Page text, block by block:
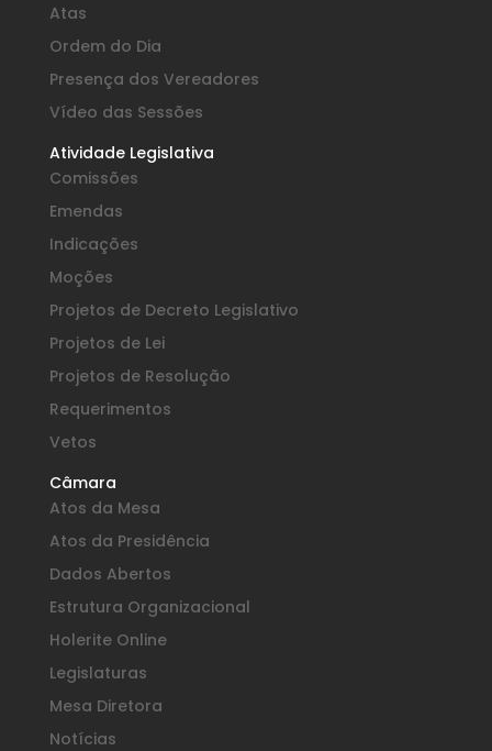
Atas
Ordem do Dia
Presença dos Vereadores
Vídeo das Sessões
Atividade Legislativa
Comissões
Emendas
Indicações
Moções
Projetos de Decreto Legislativo
Projetos de Lei
Projetos de Resolução
Requerimentos
Vetos
Câmara
Atos da Mesa
Atos da Presidência
Dados Abertos
Estrutura Organizacional
Holerite Online
Legislaturas
Mesa Diretora
Notícias